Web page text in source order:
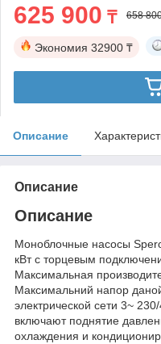
625 900 ₸ 658
Экономия 32900 ₸
Описание
Описание
Описание
Моноблочные насосы
кВт с торцевым
Максимальная
Максимальний напор
электрической сети 3~
включают поднятие
охлаждения и